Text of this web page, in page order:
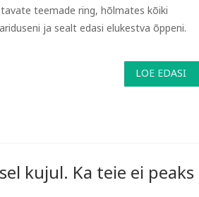
teemade ring, hõlmates kõiki
ja sealt edasi elukestva õppeni.
LOE EDASI
kujul. Ka teie ei peaks